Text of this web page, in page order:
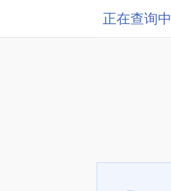
正在查询中